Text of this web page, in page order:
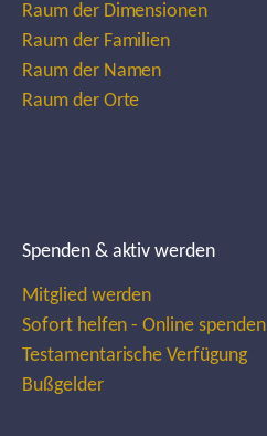
Raum der Dimensionen
Raum der Familien
Raum der Namen
Raum der Orte
Spenden & aktiv werden
Mitglied werden
Sofort helfen - Online spenden
Testamentarische Verfügung
Bußgelder